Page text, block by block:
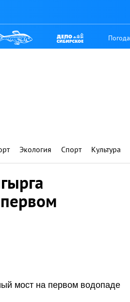
Погода
Экология Спорт Культура
мост на первом водопаде